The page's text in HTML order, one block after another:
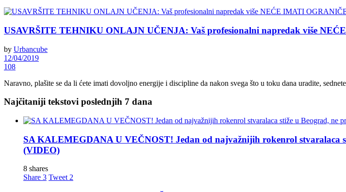
USAVRŠITE TEHNIKU ONLAJN UČENJA: Vaš profesionalni napredak više
by Urbancube
12/04/2019
108
Naravno, plašite se da li ćete imati dovoljno energije i discipline da nakon svega što u toku dana uradite,
Najčitaniji tekstovi poslednjih 7 dana
SA KALEMEGDANA U VEČNOST! Jedan od najvažnijih rokenrol
(VIDEO)
8 shares
Share 3 Tweet 2